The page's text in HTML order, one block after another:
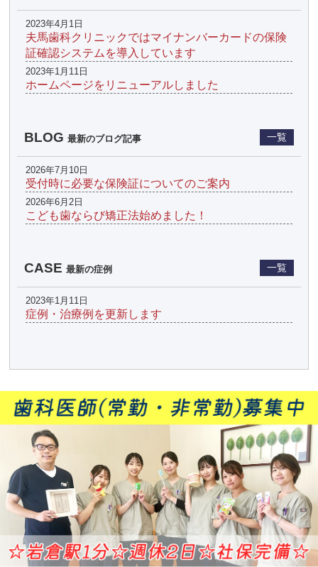
2023年4月1日
夫馬歯科クリニックではマイナンバーカードの保険
証確認システムを導入しています
2023年1月11日
ホームページをリニューアルしました
BLOG 最新のブログ記事 一覧
2026年7月10日
受付時に必要な保険証についてのご案内
2026年6月2日
こども歯ならび矯正法始めました！
CASE 最新の症例 一覧
2023年1月11日
症例・治療例を更新します